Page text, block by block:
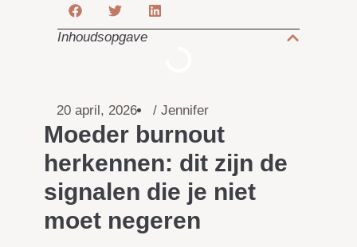
Inhoudsopgave
20 april, 2026 / Jennifer
Moeder burnout
herkennen: dit zijn de
signalen die je niet
moet negeren